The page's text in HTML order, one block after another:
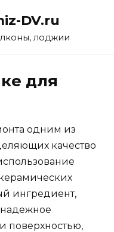
DV.ru
лоджии
для
одним из
качество
ингредиент,
поверхностью,